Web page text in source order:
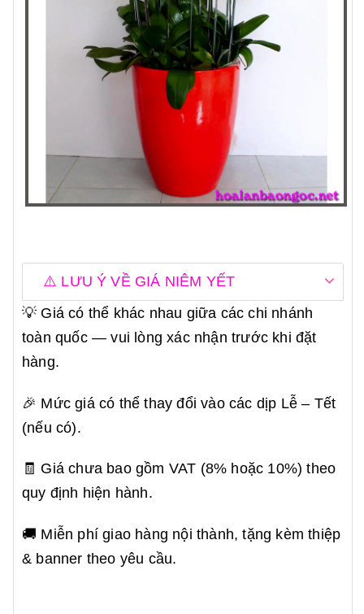
⚠️ LƯU Ý VỀ GIÁ NIÊM YẾT
💡 Giá có thể khác nhau giữa các chi nhánh
toàn quốc — vui lòng xác nhận trước khi đặt
hàng.
🎉 Mức giá có thể thay đổi vào các dịp Lễ – Tết
(nếu có).
🧾 Giá chưa bao gồm VAT (8% hoặc 10%) theo
quy định hiện hành.
🚚 Miễn phí giao hàng nội thành, tặng kèm thiệp
& banner theo yêu cầu.